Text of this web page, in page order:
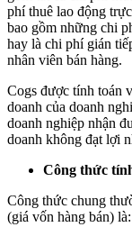
phí thuê lao động
bao gồm những chi
hay là chi phí gián
nhân viên bán hàng.
Cogs được tính toán
doanh của doanh
doanh nghiệp nhận
doanh không đạt lợi
Công thức
Công thức chung
(giá vốn hàng bán) là: